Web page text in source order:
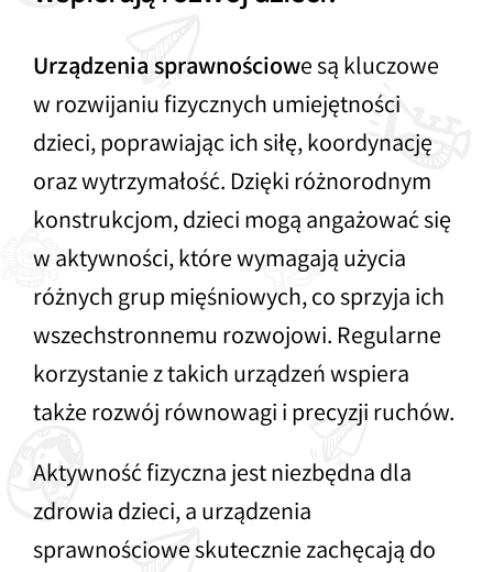
Urządzenia sprawnościowe są kluczowe
w rozwijaniu fizycznych umiejętności
dzieci, poprawiając ich siłę, koordynację
oraz wytrzymałość. Dzięki różnorodnym
konstrukcjom, dzieci mogą angażować się
w aktywności, które wymagają użycia
różnych grup mięśniowych, co sprzyja ich
wszechstronnemu rozwojowi. Regularne
korzystanie z takich urządzeń wspiera
także rozwój równowagi i precyzji ruchów.
Aktywność fizyczna jest niezbędna dla
zdrowia dzieci, a urządzenia
sprawnościowe skutecznie zachęcają do